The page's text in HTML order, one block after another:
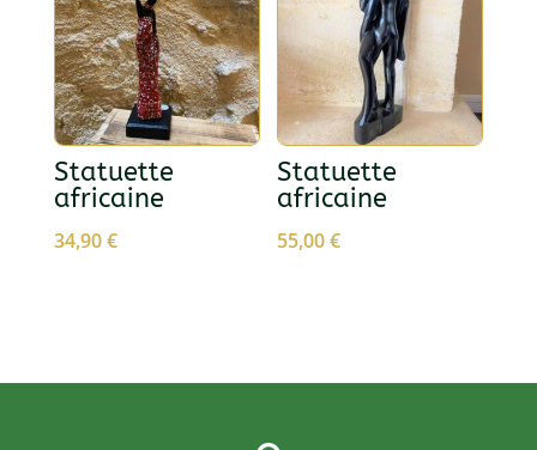
Statuette
africaine
34,90€
Statuette
africaine
55,00€